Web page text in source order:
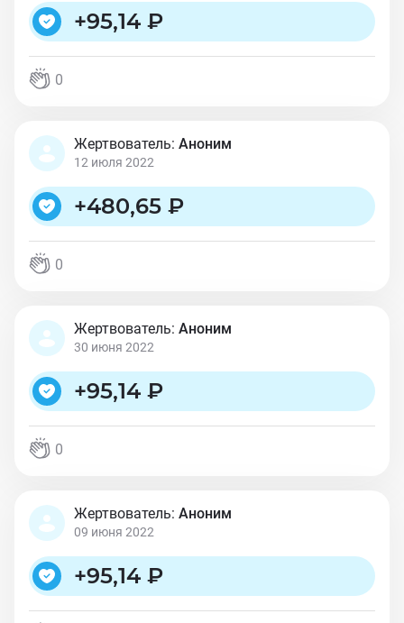
+95,14 ₽
0
Жертвователь: Аноним
12 июля 2022
+480,65 ₽
0
Жертвователь: Аноним
30 июня 2022
+95,14 ₽
0
Жертвователь: Аноним
09 июня 2022
+95,14 ₽